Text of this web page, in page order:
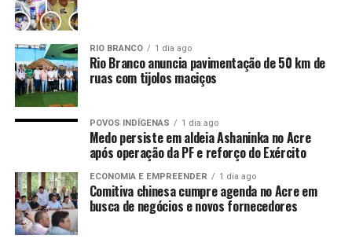
RIO BRANCO 1 dia ago
Rio Branco anuncia pavimentação de 50 km de
ruas com tijolos maciços
POVOS INDÍGENAS 1 dia ago
Medo persiste em aldeia Ashaninka no Acre
após operação da PF e reforço do Exército
ECONOMIA E EMPREENDER 1 dia ago
Comitiva chinesa cumpre agenda no Acre em
busca de negócios e novos fornecedores